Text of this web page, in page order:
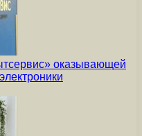
оказывающей